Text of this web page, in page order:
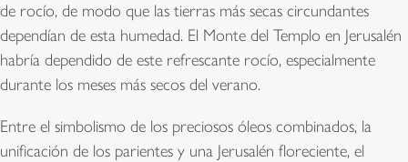
de rocío, de modo que las tierras más secas circundantes
dependían de esta humedad. El Monte del Templo en Jerusalén
habría dependido de este refrescante rocío, especialmente
durante los meses más secos del verano.
Entre el simbolismo de los preciosos óleos combinados, la
unificación de los parientes y una Jerusalén floreciente, el